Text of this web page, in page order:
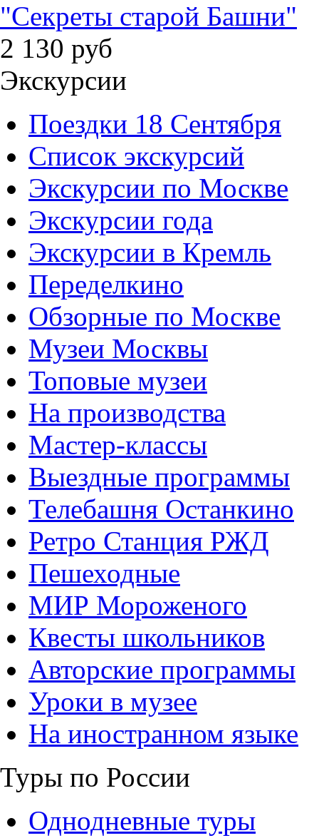
"Секреты старой Башни"
2 130 руб
Экскурсии
Поездки 18 Сентября
Список экскурсий
Экскурсии по Москве
Экскурсии года
Экскурсии в Кремль
Переделкино
Обзорные по Москве
Музеи Москвы
Топовые музеи
На производства
Мастер-классы
Выездные программы
Телебашня Останкино
Ретро Станция РЖД
Пешеходные
МИР Мороженого
Квесты школьников
Авторские программы
Уроки в музее
На иностранном языке
Туры по России
Однодневные туры